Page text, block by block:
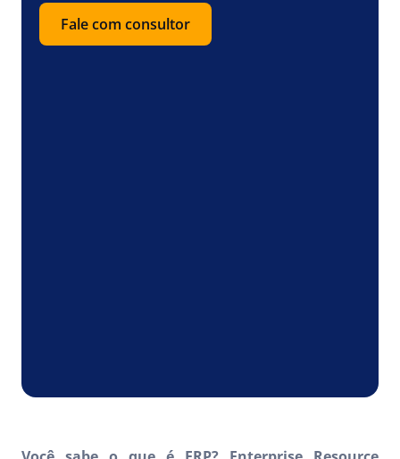
Fale com consultor